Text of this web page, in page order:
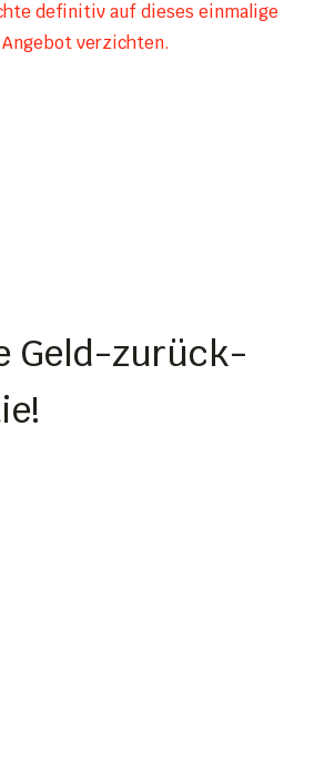
definitiv auf dieses einmalige
Angebot verzichten.
Geld-zurück-